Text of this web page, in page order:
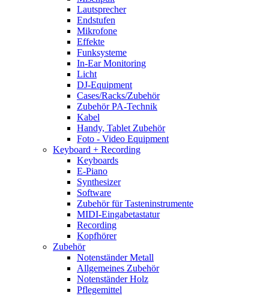
Lautsprecher
Endstufen
Mikrofone
Effekte
Funksysteme
In-Ear Monitoring
Licht
DJ-Equipment
Cases/Racks/Zubehör
Zubehör PA-Technik
Kabel
Handy, Tablet Zubehör
Foto - Video Equipment
Keyboard + Recording
Keyboards
E-Piano
Synthesizer
Software
Zubehör für Tasteninstrumente
MIDI-Eingabetastatur
Recording
Kopfhörer
Zubehör
Notenständer Metall
Allgemeines Zubehör
Notenständer Holz
Pflegemittel